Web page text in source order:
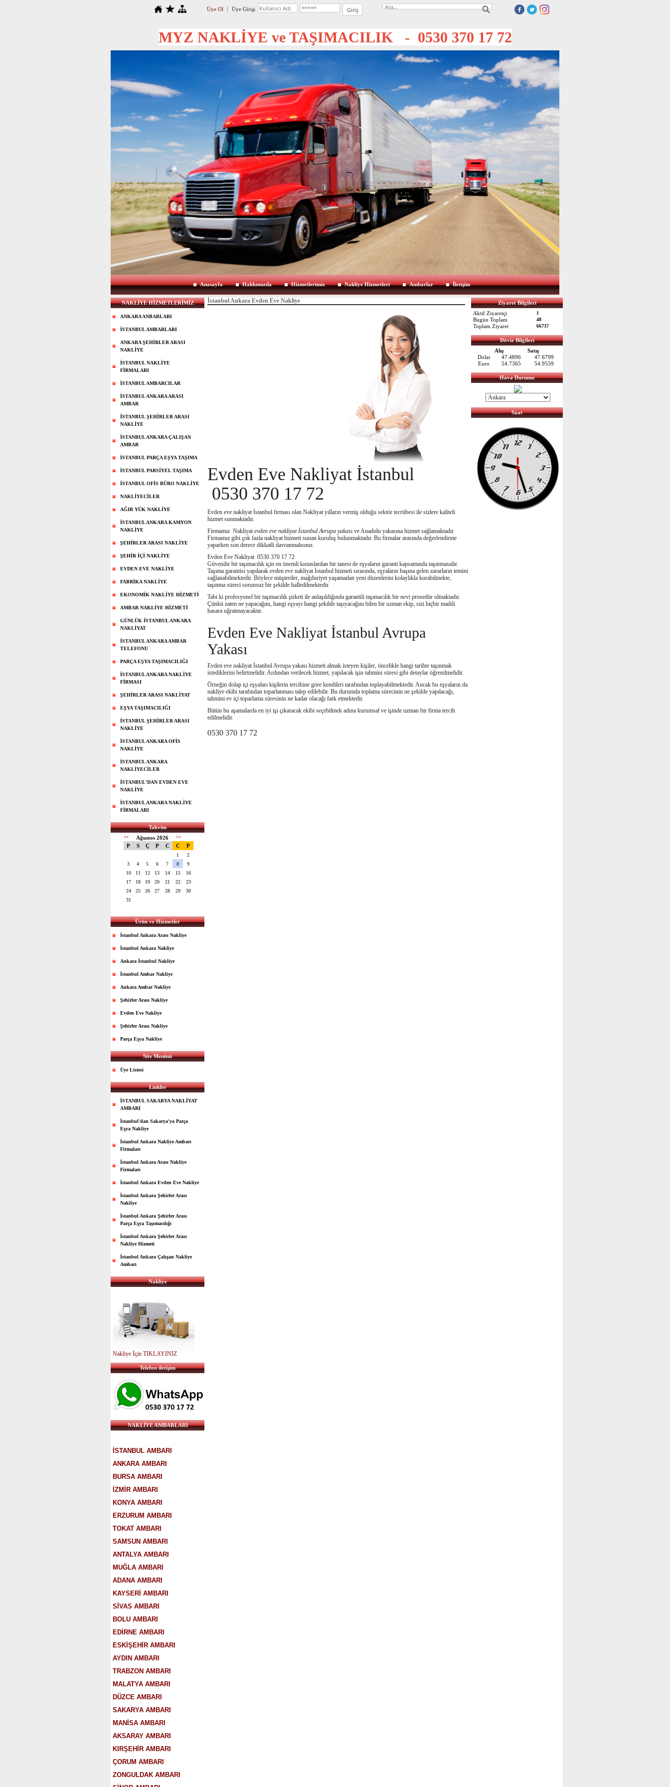
Üye Ol Üye Girişi
MYZ NAKLİYE ve TAŞIMACILIK - 0530 370 17 72
Anasayfa Hakkımızda Hizmetlerimiz Nakliye Hizmetleri Ambarlar İletişim
NAKLİYE HİZMETLERİMİZ
ANKARA ANBARLARI
İSTANBUL AMBARLARI
ANKARA ŞEHİRLER ARASI
NAKLİYE
İSTANBUL NAKLİYE
FİRMALARI
İSTANBUL AMBARCILAR
İSTANBUL ANKARA ARASI
AMBAR
İSTANBUL ŞEHİRLER ARASI
NAKLİYE
İSTANBUL ANKARA ÇALIŞAN
AMBAR
İSTANBUL PARÇA EŞYA TAŞIMA
İSTANBUL PARSİYEL TAŞIMA
İSTANBUL OFİS BÜRO NAKLİYE
NAKLİYECİLER
AĞIR YÜK NAKLİYE
İSTANBUL ANKARA KAMYON
NAKLİYE
ŞEHİRLER ARASI NAKLİYE
ŞEHİR İÇİ NAKLİYE
EVDEN EVE NAKLİYE
FABRİKA NAKLİYE
EKONOMİK NAKLİYE HİZMETİ
AMBAR NAKLİYE HİZMETİ
GÜNLÜK İSTANBUL ANKARA
NAKLİYAT
İSTANBUL ANKARA AMBAR
TELEFONU
PARÇA EŞYA TAŞIMACILIĞI
İSTANBUL ANKARA NAKLİYE
FİRMASI
ŞEHİRLER ARASI NAKLİYAT
EŞYA TAŞIMACILIĞI
İSTANBUL ŞEHİRLER ARASI
NAKLİYE
İSTANBUL ANKARA OFİS
NAKLİYE
İSTANBUL ANKARA
NAKLİYECİLER
İSTANBUL'DAN EVDEN EVE
NAKLİYE
İSTANBUL ANKARA NAKLİYE
FİRMALARI
Takvim
<< Ağustos 2026 >>
P S Ç P C C P
1
2
3
4 5 6 7 8
9
10
11 12 13 14 15
16
17
18 19 20 21 22
23
24
25 26 27 28 29
30
31
Ürün ve Hizmetler
İstanbul Ankara Arası Nakliye
İstanbul Ankara Nakliye
Ankara İstanbul Nakliye
İstanbul Ambar Nakliye
Ankara Ambar Nakliye
Şehirler Arası Nakliye
Evden Eve Nakliye
Şehirler Arası Nakliye
Parça Eşya Nakliye
Site Menüsü
Üye Listesi
Linkler
İSTANBUL SAKARYA NAKLİYAT
AMBARI
İstanbul'dan Sakarya'ya Parça
Eşya Nakliye
İstanbul Ankara Nakliye Ambarı
Firmaları
İstanbul Ankara Arası Nakliye
Firmaları
İstanbul Ankara Evden Eve Nakliye
İstanbul Ankara Şehirler Arası
Nakliye
İstanbul Ankara Şehirler Arası
Parça Eşya Taşımacılığı
İstanbul Ankara Şehirler Arası
Nakliye Hizmeti
İstanbul Ankara Çalışan Nakliye
Ambarı
Nakliye
Nakliye İçin TIKLAYINIZ
Telefon iletişim
NAKLİYE AMBARLARI
İSTANBUL AMBARI
ANKARA AMBARI
BURSA AMBARI
İZMİR AMBARI
KONYA AMBARI
ERZURUM AMBARI
TOKAT AMBARI
SAMSUN AMBARI
ANTALYA AMBARI
MUĞLA AMBARI
ADANA AMBARI
KAYSERİ AMBARI
SİVAS AMBARI
BOLU AMBARI
EDİRNE AMBARI
ESKİŞEHİR AMBARI
AYDIN AMBARI
TRABZON AMBARI
MALATYA AMBARI
DÜZCE AMBARI
SAKARYA AMBARI
MANİSA AMBARI
AKSARAY AMBARI
KIRŞEHİR AMBARI
ÇORUM AMBARI
ZONGULDAK AMBARI
İstanbul Ankara Evden Eve Nakliye
Evden Eve Nakliyat İstanbul
0530 370 17 72
Evden eve nakliyat İstanbul firması olan Nakliyat yılların vermiş olduğu sektör tecrübesi ile sizlere kaliteli
hizmet sunmaktadır.
Firmamız Nakliyatevden eve nakliyat İstanbul Avrupa yakası ve Anadolu yakasına hizmet sağlamaktadır.
Firmamız gibi çok fazla nakliyat hizmeti sunan kuruluş bulunmaktadır. Bu firmalar arasında değerlendirme
yaparken son derece dikkatli davranmalısınız.
Evden Eve Nakliyat 0530 370 17 72
Güvenilir bir taşımacılık için en önemli kıstaslardan bir tanesi de eşyaların garanti kapsamında taşınmasıdır.
Taşıma garantisi yapılarak evden eve nakliyat İstanbul hizmeti sırasında, eşyaların başına gelen zararların temini
sağlanabilmektedir. Böylece müşteriler, mağduriyet yaşamadan yeni düzenlerini kolaylıkla kurabilmekte,
taşınma süreci sorunsuz bir şekilde halledilmektedir.
Tabi ki profesyonel bir taşımacılık şirketi ile anlaşıldığında garantili taşımacılık bir nevi prosedür olmaktadır.
Çünkü zaten ne yapacağını, hangi eşyayı hangi şekilde taşıyacağını bilen bir uzman ekip, sizi hiçbir maddi
hasara uğratmayacaktır.
Evden Eve Nakliyat İstanbul Avrupa
Yakası
Evden eve nakliyat İstanbul Avrupa yakası hizmeti almak isteyen kişiler, öncelikle hangi tarihte taşınmak
istediklerini belirtmelidir. Ardından verilecek hizmet, yapılacak işin tahmini süresi gibi detaylar öğrenilmelidir.
Örneğin dolap içi eşyaları kişilerin tercihine göre kendileri tarafından toplayabilmektedir. Ancak bu eşyaların da
nakliye ekibi tarafından toparlanması talep edilebilir. Bu durumda toplama sürecinin ne şekilde yapılacağı,
tahmini ev içi toparlama süresinin ne kadar olacağı fark etmektedir.
Bütün bu aşamalarda en iyi işi çıkaracak ekibi seçebilmek adına kurumsal ve işinde uzman bir firma tercih
edilmelidir.
0530 370 17 72
Ziyaret Bilgileri
Aktif Ziyaretçi
1
Bugün Toplam 48
Toplam Ziyaret 66737
Döviz Bilgileri
Alış
Satış
Dolar
47.4896
47.6799
Euro
54.7365 54.9559
Hava Durumu
Saat